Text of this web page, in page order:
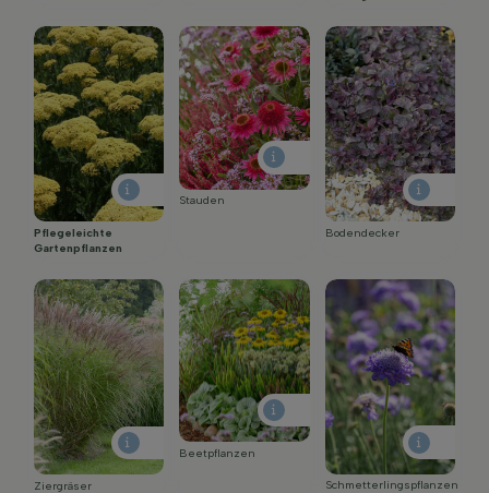
Pflegeleichte
Gartenpflanzen
Stauden
Bodendecker
Ziergräser
Beetpflanzen
Schmetterlingspflanzen